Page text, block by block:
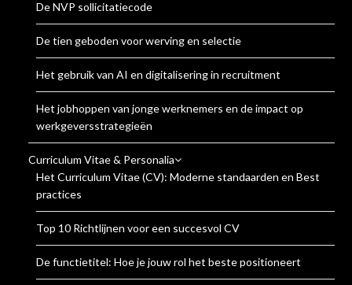
De NVP sollicitatiecode
De tien geboden voor werving en selectie
Het gebruik van AI en digitalisering in recruitment
Het jobhoppen van jonge werknemers en de impact op
werkgeversstrategieën
Curriculum Vitae & Personalia
Het Curriculum Vitae (CV): Moderne standaarden en Best
practices
Top 10 Richtlijnen voor een succesvol CV
De functietitel: Hoe je jouw rol het beste positioneert